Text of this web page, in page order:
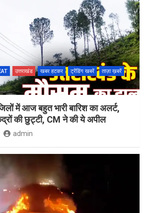
उत्तराखंड खबर हटकर ट्रेंडिंग खबरें
ताज़ा ख़बरें
में आज बहुत भारी बारिश का अलर्ट,
की छुट्टी, CM ने की ये अपील
admin